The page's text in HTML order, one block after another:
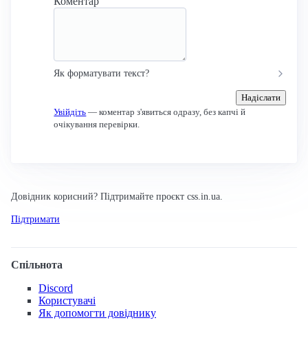
Як форматувати текст?
Надіслати
Увійдіть — коментар з'явиться одразу, без капчі й
очікування перевірки.
Довідник корисний? Підтримайте проєкт css.in.ua.
Підтримати
Спільнота
Discord
Користувачі
Як допомогти довіднику